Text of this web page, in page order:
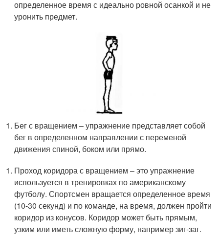
определенное время с идеально ровной осанкой и не
уронить предмет.
Бег с вращением – упражнение представляет собой
бег в определенном направлении с переменой
движения спиной, боком или прямо.
Проход коридора с вращением – это упражнение
используется в тренировках по американскому
футболу. Спортсмен вращается определенное время
(10-30 секунд) и по команде, на время, должен пройти
коридор из конусов. Коридор может быть прямым,
узким или иметь сложную форму, например зиг-заг.